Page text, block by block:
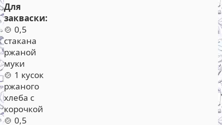
Для
закваски:
🍲 0,5
стакана
ржаной
муки
🍲 1 кусок
ржаного
хлеба с
корочкой
🍲 0,5